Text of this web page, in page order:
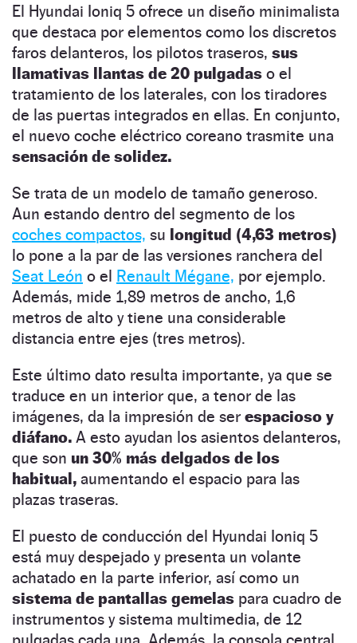
El Hyundai Ioniq 5 ofrece un diseño minimalista
que destaca por elementos como los discretos
faros delanteros, los pilotos traseros, sus
llamativas llantas de 20 pulgadas o el
tratamiento de los laterales, con los tiradores
de las puertas integrados en ellas. En conjunto,
el nuevo coche eléctrico coreano trasmite una
sensación de solidez.
Se trata de un modelo de tamaño generoso.
Aun estando dentro del segmento de los
coches compactos, su longitud (4,63 metros)
lo pone a la par de las versiones ranchera del
Seat León o el Renault Mégane, por ejemplo.
Además, mide 1,89 metros de ancho, 1,6
metros de alto y tiene una considerable
distancia entre ejes (tres metros).
Este último dato resulta importante, ya que se
traduce en un interior que, a tenor de las
imágenes, da la impresión de ser espacioso y
diáfano. A esto ayudan los asientos delanteros,
que son un 30% más delgados de los
habitual, aumentando el espacio para las
plazas traseras.
El puesto de conducción del Hyundai Ioniq 5
está muy despejado y presenta un volante
achatado en la parte inferior, así como un
sistema de pantallas gemelas para cuadro de
instrumentos y sistema multimedia, de 12